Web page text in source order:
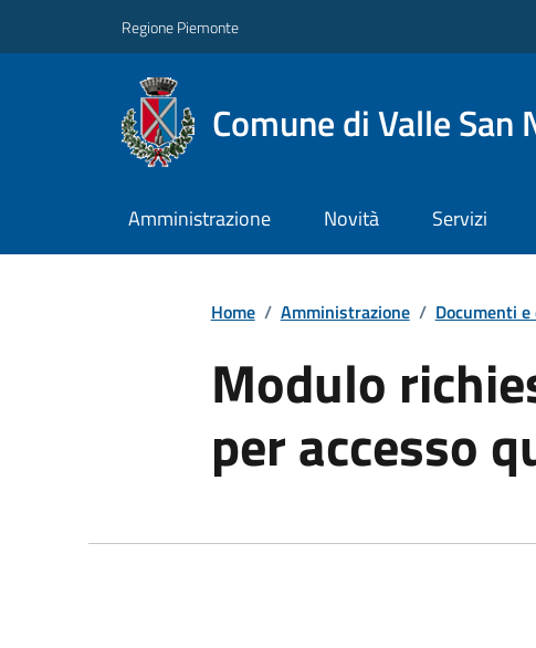
Regione Piemonte
Comune di Valle San
Amministrazione Novità Servizi
Home / Amministrazione / Documenti
Modulo
per accesso